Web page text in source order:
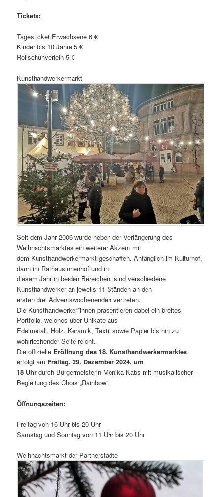
Tickets:
Tagesticket Erwachsene 6 €
Kinder bis 10 Jahre 5 €
Rollschuhverleih 5 €
Kunsthandwerkermarkt
Seit dem Jahr 2006 wurde neben der Verlängerung des
Weihnachtsmarktes ein weiterer Akzent mit
dem Kunsthandwerkermarkt geschaffen. Anfänglich im Kulturhof,
dann im Rathausinnenhof und in
diesem Jahr in beiden Bereichen, sind verschiedene
Kunsthandwerker an jeweils 11 Ständen an den
ersten drei Adventswochenenden vertreten.
Die Kunsthandwerker*innen präsentieren dabei ein breites
Portfolio, welches über Unikate aus
Edelmetall, Holz, Keramik, Textil sowie Papier bis hin zu
wohlriechender Seife reicht.
Die offizielle Eröffnung des 18. Kunsthandwerkermarktes
erfolgt am Freitag, 29. Dezember 2024, um
18 Uhr durch Bürgermeisterin Monika Kabs mit musikalischer
Begleitung des Chors „Rainbow“.
Öffnungszeiten:
Freitag von 16 Uhr bis 20 Uhr
Samstag und Sonntag von 11 Uhr bis 20 Uhr
Weihnachtsmarkt der Partnerstädte